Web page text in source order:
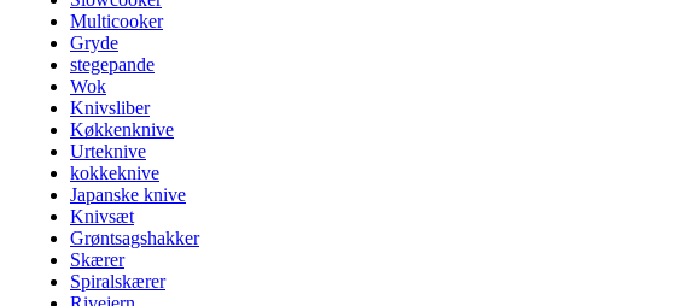
Multicooker
Gryde
stegepande
Wok
Knivsliber
Køkkenknive
Urteknive
kokkeknive
Japanske knive
Knivsæt
Grøntsagshakker
Skærer
Spiralskærer